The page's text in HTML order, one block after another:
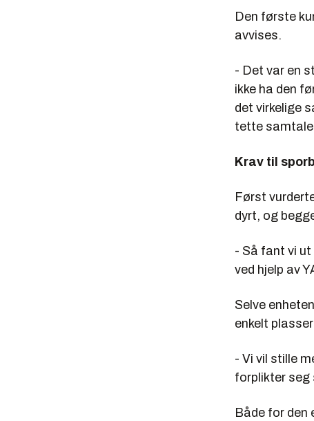
Den første
avvises.
- Det var en
ikke ha den
det virkelige
tette
Krav til
Først
dyrt, og
- Så fant vi
ved hjelp av
Selve
enkelt
- Vi vil stille
forplikter seg
Både for den